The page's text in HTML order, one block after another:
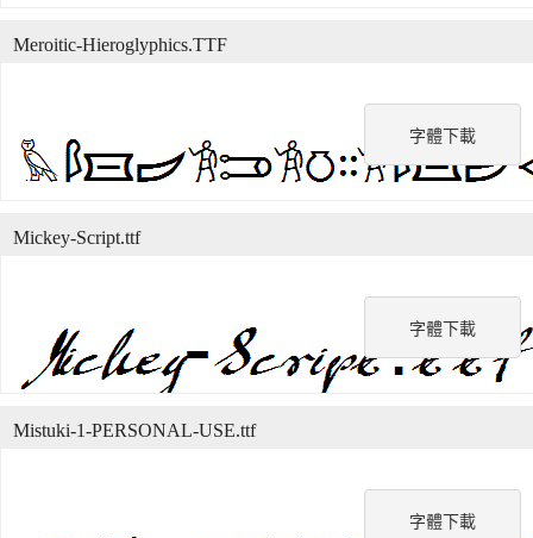
字體下載
Meroitic-Hieroglyphics.TTF
字體下載
Mickey-Script.ttf
字體下載
Mistuki-1-PERSONAL-USE.ttf